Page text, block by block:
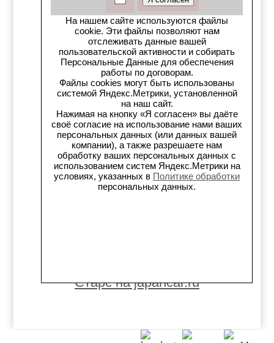
Старс в YouTube
Телеграм-канал
Старс на Drom.ru
Старс в auto.ru
Старс в картах Яндекс
Старс в картах 2ГИС
Старс на Avito.ru
Старс на japancar.ru
На нашем сайте используются файлы
cookie. Эти файлы позволяют нам
отслеживать данные вашей
пользовательской активности и собирать
Персональные Данные для обеспечения
работы по договорам.
Файлы cookies могут быть использованы
системой Яндекс.Метрики, установленной
на наш сайт.
Нажимая на кнопку «Я согласен» вы даёте
своё согласие на использование нами ваших
персональных данных (или данных вашей
компании), а также разрешаете нам
обработку ваших персональных данных с
использованием систем Яндекс.Метрики на
условиях, указанных в Политике обработки
персональных данных.